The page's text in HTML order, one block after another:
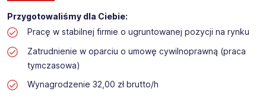
Przygotowaliśmy dla Ciebie:
Pracę w stabilnej firmie o ugruntowanej pozycji na rynku
Zatrudnienie w oparciu o umowę cywilnoprawną (praca
tymczasowa)
Wynagrodzenie 32,00 zł brutto/h